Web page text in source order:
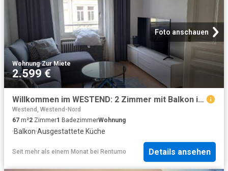
Foto anschauen
Wohnung·Zur Miete
2.599 €
Willkommen im WESTEND: 2 Zimmer mit Balkon im WESTEND mit Balkon
Westend, Westend-Nord
67 m²2 Zimmer1 BadezimmerWohnung
·Balkon·Ausgestattete Küche
Seit mehr als einem Monat bei Rentumo Details ansehen